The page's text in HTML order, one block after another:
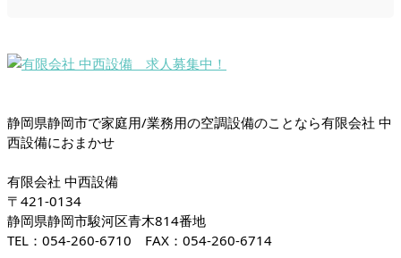
静岡県静岡市で家庭用/業務用の空調設備のことなら有限会社 中
西設備におまかせ
有限会社 中西設備
〒421-0134
静岡県静岡市駿河区青木814番地
TEL：054-260-6710 FAX：054-260-6714